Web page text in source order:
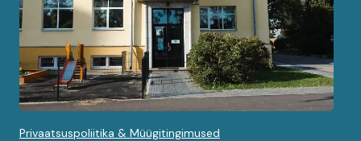
Privaatsuspoliitika & Müügitingimused